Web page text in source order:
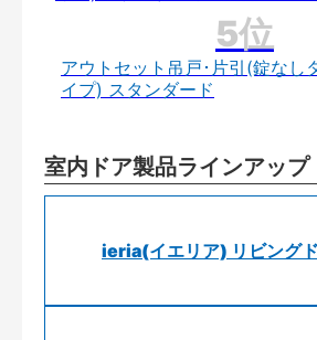
アウトセット吊戸･片引(錠なし
イプ) スタンダード
室内ドア製品ラインアップ
ieria(イエリア) リビング